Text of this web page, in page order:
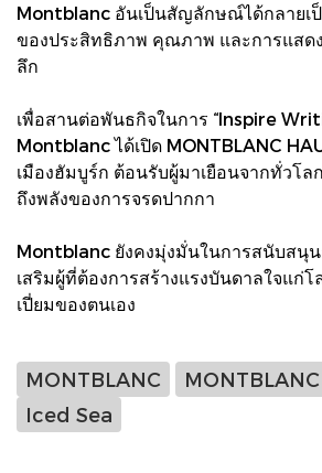
Montblanc อันเป็นสัญลักษณ์ได้กลายเ
ของประสิทธิภาพ คุณภาพ และการแสด
ลึก
เพื่อสานต่อพันธกิจในการ “Inspire
Montblanc ได้เปิด MONTBLANC
เมืองฮัมบูร์ก ต้อนรับผู้มาเยือนจากทั่วโ
ถึงพลังของการจรดปากกา
Montblanc ยังคงมุ่งมั่นในการสนับสนุ
เสริมผู้ที่ต้องการสร้างแรงบันดาลใจแก่
เปี่ยมของตนเอง
MONTBLANC
Iced Sea